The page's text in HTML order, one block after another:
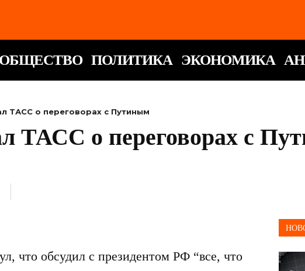
ОБЩЕСТВО ПОЛИТИКА ЭКОНОМИКА
ТАСС о переговорах с Путиным
ТАСС о переговорах с
что обсудил с президентом РФ “все, что